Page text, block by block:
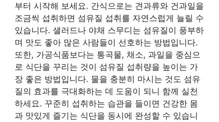
부터 시작해 보세요. 간식으로는 견과류와 건과일을
조금씩 섭취하면 섬유질 섭취를 자연스럽게 늘릴 수
있습니다. 샐러드나 야채 스무디는 섬유질이 풍부하
며 맛도 좋아 많은 사람들이 선호하는 방법입니다.
또한, 가공식품보다는 통곡물, 채소, 과일을 중심으
로 식단을 꾸리는 것이 섬유질 섭취량을 높이는 가
장 좋은 방법입니다. 물을 충분히 마시는 것도 섬유
질의 효과를 극대화하는 데 도움이 되니 함께 실천
하세요. 꾸준히 섭취하는 습관을 들이면 건강한 몸
과 맛있게 즐기는 식단을 동시에 완성할 수 있습니